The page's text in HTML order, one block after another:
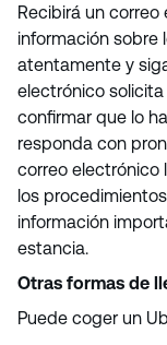
Recibirá un
información sobre
atentamente y
electrónico
confirmar que lo
responda con
correo electrónico
los
información
estancia.
Otras formas de
Puede coger un